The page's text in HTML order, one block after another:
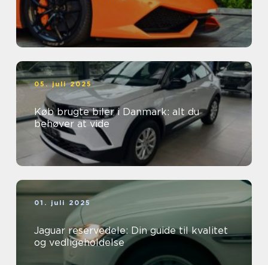
05. juli 2025
Køb brugte biler i Danmark: alt du
behøver at vide
01. juli 2025
Jaguar reservedele: Din guide til kvalitet
og vedligeholdelse